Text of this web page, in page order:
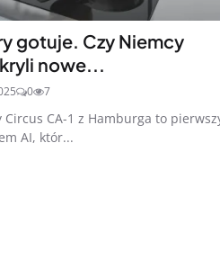
gotuje. Czy Niemcy
nowe...
0 7
Circus CA-1 z Hamburga to
AI, któr...